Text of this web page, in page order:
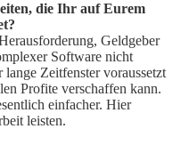
die Ihr auf Eurem
Geldgeber
Software nicht
Zeitfenster voraussetzt
Profite verschaffen kann.
einfacher. Hier
leisten.